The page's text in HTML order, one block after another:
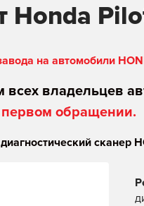
Honda
на автомобили
владельцев
обращении.
сканер